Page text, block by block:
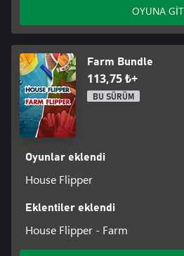
OYUNA GİT
Farm Bundle
113,75 ₺+
BU SÜRÜM
Oyunlar eklendi
House Flipper
Eklentiler eklendi
House Flipper - Farm